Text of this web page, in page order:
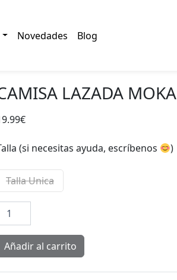
Novedades Blog
LAZADA MOKA
€
(si necesitas ayuda, escríbenos )
Talla Unica
Lazada
cantidad
Añadir al carrito